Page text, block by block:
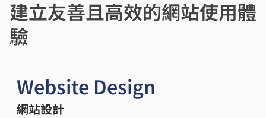
建立友善且高效的網站使用體
驗
Website Design
網站設計